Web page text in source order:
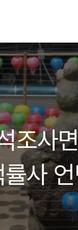
조사
사
조각